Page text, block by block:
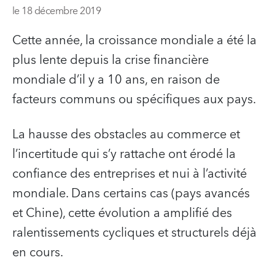
le 18 décembre 2019
Cette année, la croissance mondiale a été la
plus lente depuis la crise financière
mondiale d’il y a 10 ans, en raison de
facteurs communs ou spécifiques aux pays.
La hausse des obstacles au commerce et
l’incertitude qui s’y rattache ont érodé la
confiance des entreprises et nui à l’activité
mondiale. Dans certains cas (pays avancés
et Chine), cette évolution a amplifié des
ralentissements cycliques et structurels déjà
en cours.